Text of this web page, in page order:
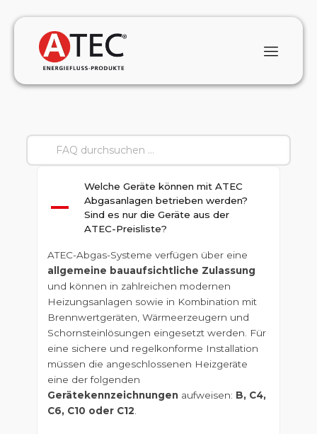
A
Welche Geräte können mit ATEC
Abgasanlagen betrieben werden?
Sind es nur die Geräte aus der
ATEC-Preisliste?
ATEC-Abgas-Systeme verfügen über eine
allgemeine bauaufsichtliche Zulassung
und können in zahlreichen modernen
Heizungsanlagen sowie in Kombination mit
Brennwertgeräten, Wärmeerzeugern und
Schornsteinlösungen eingesetzt werden. Für
eine sichere und regelkonforme Installation
müssen die angeschlossenen Heizgeräte
eine der folgenden
Gerätekennzeichnungenaufweisen: B, C4,
C6, C10 oder C12